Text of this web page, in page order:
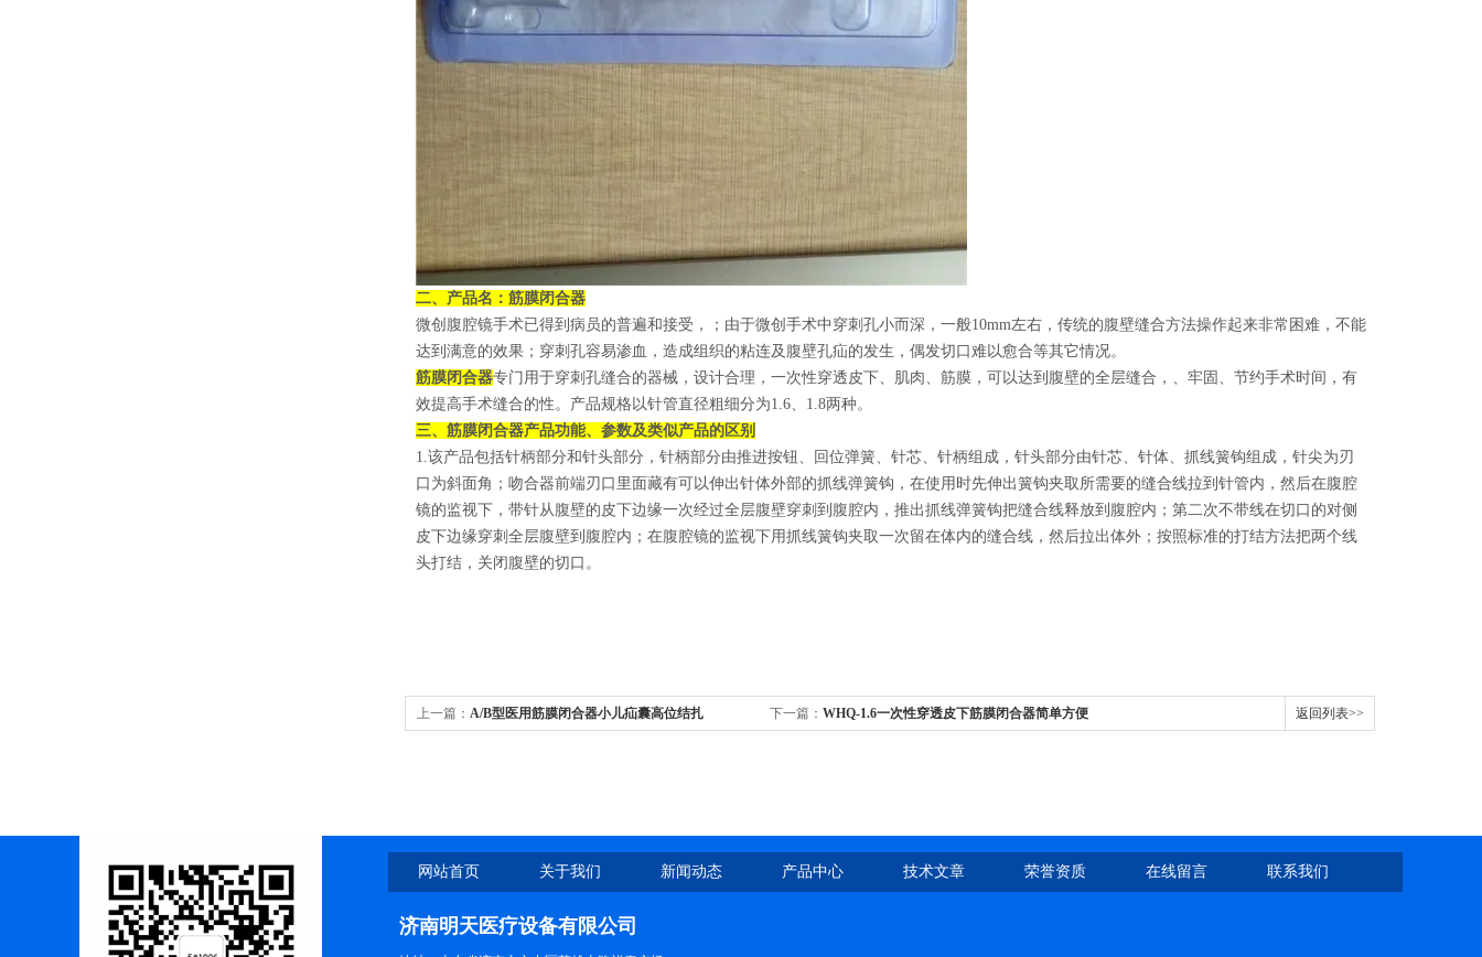
二、产品名： 筋膜闭合器
微创腹腔镜手术已得到病员的普遍和接受，；由于微创手术中穿刺孔小而深，一般10mm左右，传统的腹壁缝合方法操作起来非常困难，不能
达到满意的效果；穿刺孔容易渗血，造成组织的粘连及腹壁孔疝的发生，偶发切口难以愈合等其它情况。
筋膜闭合器专门用于穿刺孔缝合的器械，设计合理，一次性穿透皮下、肌肉、筋膜，可以达到腹壁的全层缝合，、牢固、节约手术时间，有
效提高手术缝合的性。产品规格以针管直径粗细分为1.6、1.8两种。
三、 筋膜闭合器产品功能、参数及类似产品的区别
1.该产品包括针柄部分和针头部分，针柄部分由推进按钮、回位弹簧、针芯、针柄组成，针头部分由针芯、针体、抓线簧钩组成，针尖为刃
口为斜面角；吻合器前端刃口里面藏有可以伸出针体外部的抓线弹簧钩，在使用时先伸出簧钩夹取所需要的缝合线拉到针管内，然后在腹腔
镜的监视下，带针从腹壁的皮下边缘一次经过全层腹壁穿刺到腹腔内，推出抓线弹簧钩把缝合线释放到腹腔内；第二次不带线在切口的对侧
皮下边缘穿刺全层腹壁到腹腔内；在腹腔镜的监视下用抓线簧钩夹取一次留在体内的缝合线，然后拉出体外；按照标准的打结方法把两个线
头打结，关闭腹壁的切口。
上一篇： A/B型医用筋膜闭合器小儿疝囊高位结扎 下一篇： WHQ-1.6一次性穿透皮下筋膜闭合器简单方便 返回列表>>
网站首页 关于我们 新闻动态 产品中心 技术文章 荣誉资质 在线留言 联系我们
济南明天医疗设备有限公司